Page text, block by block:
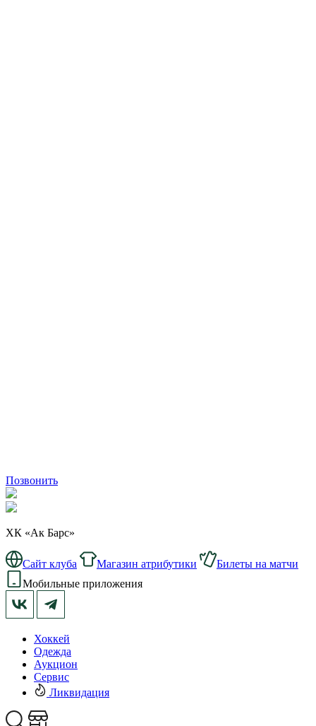
Позвонить
ХК «Ак Барс»
Сайт клуба Магазин атрибутики
Билеты на матчи
Мобильные приложения
Хоккей
Одежда
Аукцион
Сервис
Ликвидация